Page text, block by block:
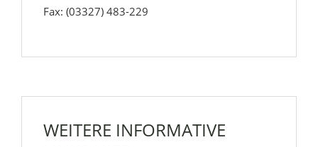
Fax: (03327) 483-229
WEITERE INFORMATIVE